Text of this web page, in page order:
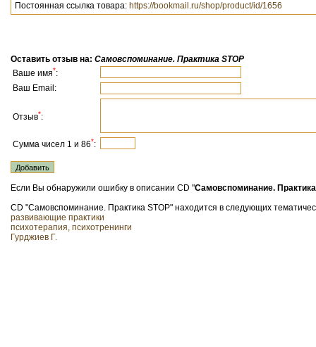
Постоянная ссылка товара: https://bookmail.ru/shop/product/id/1656
Оставить отзыв на: Самовспоминание. Практика STOP
Ваше имя*:
Ваш Email:
Отзыв*:
Сумма чисел 1 и 86*:
Если Вы обнаружили ошибку в описании CD "Самовспоминание. Практика
CD "Самовспоминание. Практика STOP" находится в следующих
развивающие практики
психотерапия, психотренинги
Гурджиев Г.